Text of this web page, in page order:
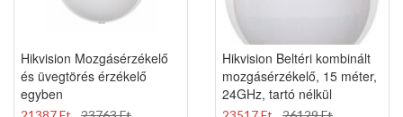
Hikvision Mozgásérzékelő
és üvegtörés érzékelő
egyben
Hikvision Beltéri kombinált
mozgásérzékelő, 15 méter,
24GHz, tartó nélkül